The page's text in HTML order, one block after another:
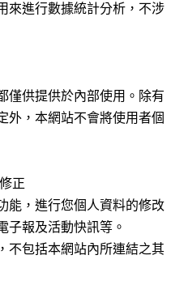
來進行數據統計分析，不涉
僅供提供於內部使用。除有
外，本網站不會將使用者個
正
能，進行您個人資料的修改
子報及活動快訊等。
不包括本網站內所連結之其